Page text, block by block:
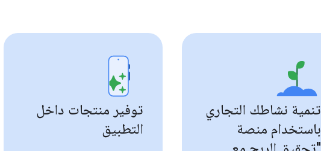
تنمية نشاطك التجاري
باستخدام منصة
توفير منتجات داخل
التطبيق